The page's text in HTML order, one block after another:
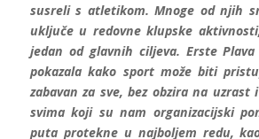
susreli s atletikom. Mnoge od njih
uključe u redovne klupske
jedan od glavnih ciljeva. Erste
pokazala kako sport može biti
zabavan za sve, bez obzira na uzrast
svima koji su nam organizacijski
puta protekne u najboljem redu,